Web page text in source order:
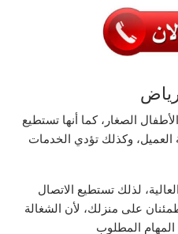
الصغار، كما أنها تستطيع
وكذلك تؤدي الخدمات
لذلك تستطيع الاتصال
على منزلك، لأن الشغالة
المطلوب